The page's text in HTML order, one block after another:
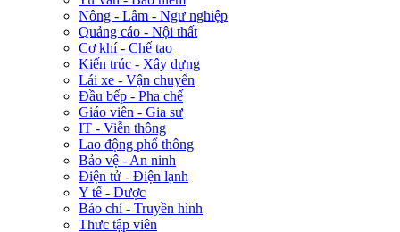
Nông - Lâm - Ngư nghiệp
Quảng cáo - Nội thất
Cơ khí - Chế tạo
Kiến trúc - Xây dựng
Lái xe - Vận chuyển
Đầu bếp - Pha chế
Giáo viên - Gia sư
IT - Viễn thông
Lao động phổ thông
Bảo vệ - An ninh
Điện tử - Điện lạnh
Y tế - Dược
Báo chí - Truyền hình
Thưc tập viên